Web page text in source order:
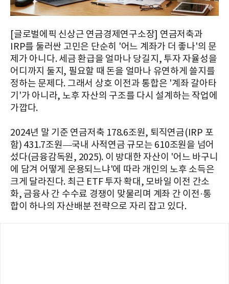
[글로벌에픽 신상근 연금경제연구소장] 연금저축과
IRP를 둘러싼 고민은 단순히 '어느 계좌가 더 좋나'의 문
제가 아니다. 세금 환급을 얼마나 당길지, 투자 자율성을
어디까지 둘지, 필요할 때 돈을 얼마나 유연하게 쓸지를
정하는 문제다. 그래서 상호 이전과 통합은 '계좌 갈아타
기'가 아니라, 노후 자산의 구조를 다시 설계하는 작업에
가깝다.
2024년 말 기준 연금저축 178.6조원, 퇴직연금(IRP 포
함) 431.7조원—국내 사적연금 규모는 610조원을 넘어
섰다(금융감독원, 2025). 이 방대한 자산이 '어느 바구니
에 담겨 어떻게 운용되느냐'에 따라 개인의 노후 소득은
크게 달라진다. 최근 ETF 투자 확대, 모바일 이전 간소
화, 금융사 간 수수료 경쟁이 맞물리며 계좌 간 이전·통
합이 하나의 자산배분 전략으로 자리 잡고 있다.